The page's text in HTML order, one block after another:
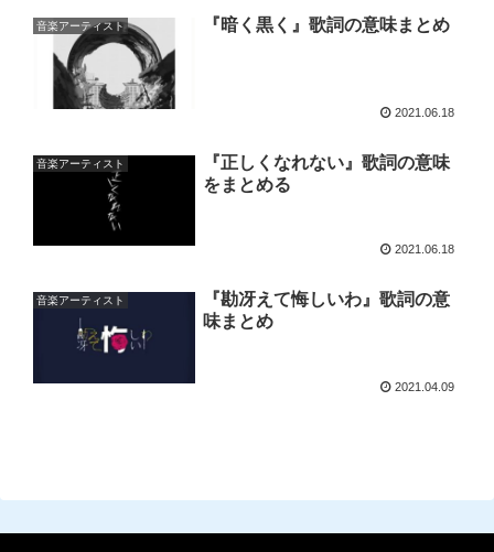
音楽アーティスト 『暗く黒く』歌詞の意味まとめ
2021.06.18
音楽アーティスト
『正しくなれない』歌詞の意味
をまとめる
2021.06.18
音楽アーティスト
『勘冴えて悔しいわ』歌詞の意
味まとめ
2021.04.09